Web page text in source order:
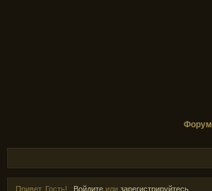
Форум
Привет, Гость! Войдитеили зарегистрируйтесь.